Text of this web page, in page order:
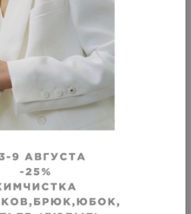
Дубленка (кожа)